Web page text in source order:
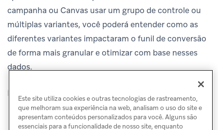
campanha ou Canvas usar um grupo de controle ou
múltiplas variantes, você poderá entender como as
diferentes variantes impactaram o funil de conversão
de forma mais granular e otimizar com base nesses
dados.
Para saber mais, consulte
Este site utiliza cookies e outras tecnologias de rastreamento,
que melhoram sua experiência na web, analisam o uso do site e
apresentam conteúdos personalizados para você. Alguns são
essenciais para a funcionalidade de nosso site, enquanto